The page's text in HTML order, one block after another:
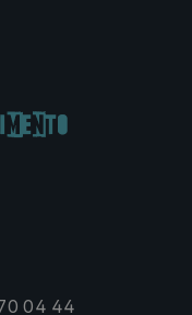
04 44